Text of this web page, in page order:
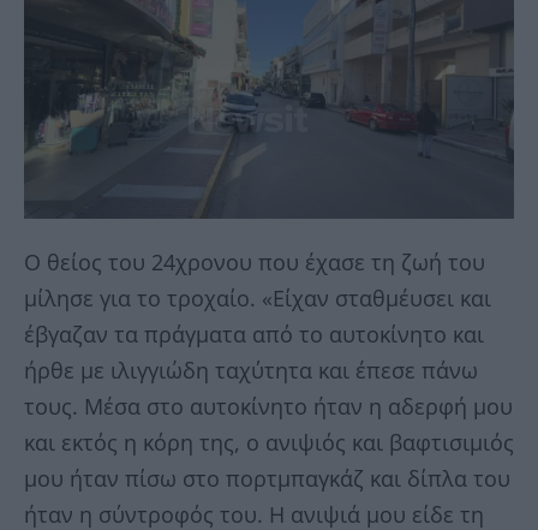
Ο θείος του 24χρονου που έχασε τη ζωή του
μίλησε για το τροχαίο. «Είχαν σταθμέυσει και
έβγαζαν τα πράγματα από το αυτοκίνητο και
ήρθε με ιλιγγιώδη ταχύτητα και έπεσε πάνω
τους. Μέσα στο αυτοκίνητο ήταν η αδερφή μου
και εκτός η κόρη της, ο ανιψιός και βαφτισιμιός
μου ήταν πίσω στο πορτμπαγκάζ και δίπλα του
ήταν η σύντροφός του. Η ανιψιά μου είδε τη